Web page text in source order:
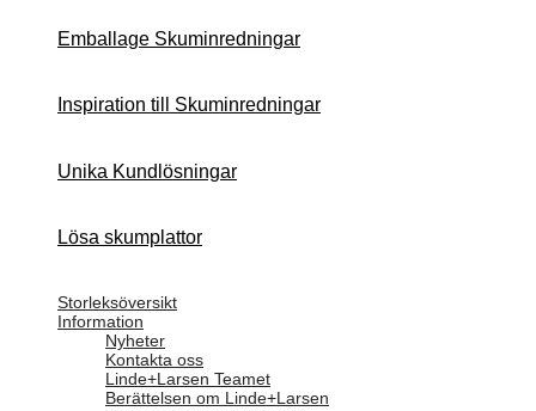
Emballage Skuminredningar
Inspiration till Skuminredningar
Unika Kundlösningar
Lösa skumplattor
Storleksöversikt
Information
Nyheter
Kontakta oss
Linde+Larsen Teamet
Berättelsen om Linde+Larsen